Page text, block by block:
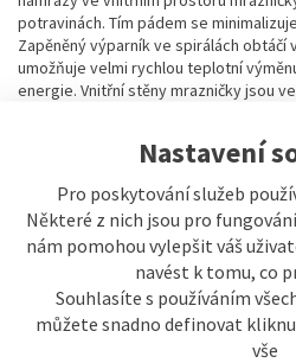
Nastavení
Pro poskytování služeb
Některé z nich jsou pro
nám pomohou vylepšit váš
navést k tomu, co
Souhlasíte s používáním
můžete snadno definovat
vše
potravinách. Tím pádem se
Zapěněný výparník ve spirálách
umožňuje velmi rychlou teplotní
energie. Vnitřní stěny mrazničky jsou
FrostSafe
U FrostSafe jsou extra vysoké a
kompaktní a dokola uzavřené. Proto
rychle neuniká. Průhledná čela boxů
uložených mražených produktech.